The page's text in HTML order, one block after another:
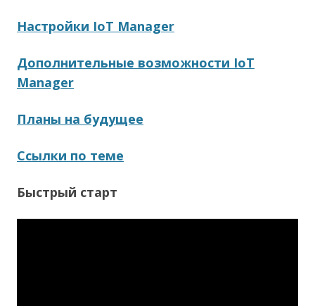
Настройки IoT Manager
Дополнительные возможности IoT
Manager
Планы на будущее
Ссылки по теме
Быстрый старт